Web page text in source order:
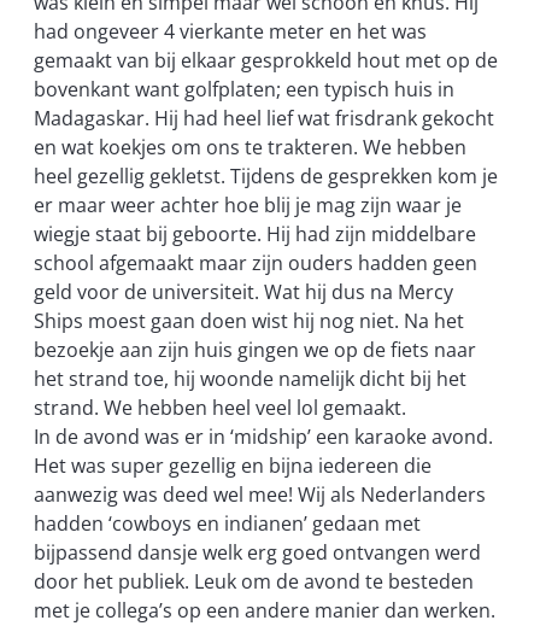
had ongeveer 4 vierkante meter en het was
gemaakt van bij elkaar gesprokkeld hout met op de
bovenkant want golfplaten; een typisch huis in
Madagaskar. Hij had heel lief wat frisdrank gekocht
en wat koekjes om ons te trakteren. We hebben
heel gezellig gekletst. Tijdens de gesprekken kom je
er maar weer achter hoe blij je mag zijn waar je
wiegje staat bij geboorte. Hij had zijn middelbare
school afgemaakt maar zijn ouders hadden geen
geld voor de universiteit. Wat hij dus na Mercy
Ships moest gaan doen wist hij nog niet. Na het
bezoekje aan zijn huis gingen we op de fiets naar
het strand toe, hij woonde namelijk dicht bij het
strand. We hebben heel veel lol gemaakt.
In de avond was er in ‘midship’ een karaoke avond.
Het was super gezellig en bijna iedereen die
aanwezig was deed wel mee! Wij als Nederlanders
hadden ‘cowboys en indianen’ gedaan met
bijpassend dansje welk erg goed ontvangen werd
door het publiek. Leuk om de avond te besteden
met je collega’s op een andere manier dan werken.